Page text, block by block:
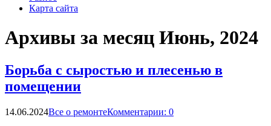
Карта сайта
Архивы за месяц Июнь, 2024
Борьба с сыростью и плесенью в
помещении
14.06.2024Все о ремонтеКомментарии: 0